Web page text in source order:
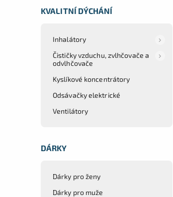
KVALITNÍ DÝCHÁNÍ
Inhalátory
Čističky vzduchu, zvlhčovače a
odvlhčovače
Kyslíkové koncentrátory
Odsávačky elektrické
Ventilátory
DÁRKY
Dárky pro ženy
Dárky pro muže